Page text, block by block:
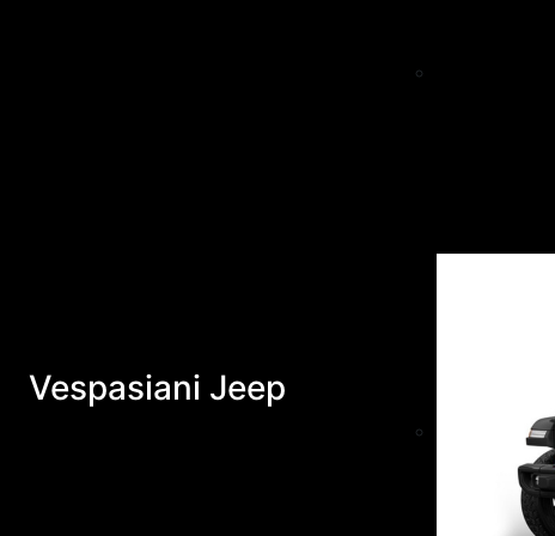
Vespasiani Jeep